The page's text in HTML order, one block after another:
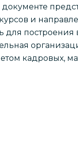
и
для построения
кадровых,